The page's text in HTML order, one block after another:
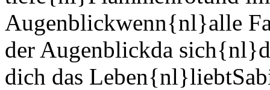
Augenblickwenn{nl}alle
der Augenblickda
dich das